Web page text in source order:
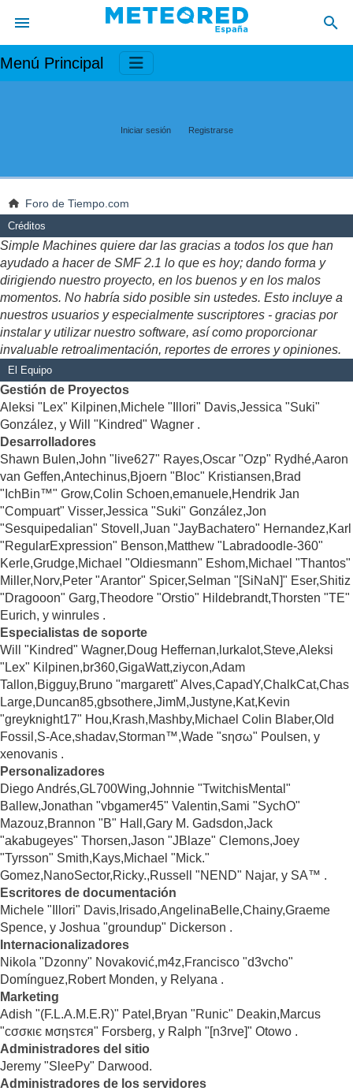
Menú Principal
Iniciar sesión Registrarse
Foro de Tiempo.com
Créditos
Simple Machines quiere dar las gracias a todos los que han
ayudado a hacer de SMF 2.1 lo que es hoy; dando forma y
dirigiendo nuestro proyecto, en los buenos y en los malos
momentos. No habría sido posible sin ustedes. Esto incluye a
nuestros usuarios y especialmente suscriptores - gracias por
instalar y utilizar nuestro software, así como proporcionar
invaluable retroalimentación, reportes de errores y opiniones.
El Equipo
Gestión de Proyectos
Aleksi "Lex" Kilpinen,Michele "Illori" Davis,Jessica "Suki"
González, y Will "Kindred" Wagner .
Desarrolladores
Shawn Bulen,John "live627" Rayes,Oscar "Ozp" Rydhé,Aaron
van Geffen,Antechinus,Bjoern "Bloc" Kristiansen,Brad
"IchBin™" Grow,Colin Schoen,emanuele,Hendrik Jan
"Compuart" Visser,Jessica "Suki" González,Jon
"Sesquipedalian" Stovell,Juan "JayBachatero" Hernandez,Karl
"RegularExpression" Benson,Matthew "Labradoodle-360"
Kerle,Grudge,Michael "Oldiesmann" Eshom,Michael "Thantos"
Miller,Norv,Peter "Arantor" Spicer,Selman "[SiNaN]" Eser,Shitiz
"Dragooon" Garg,Theodore "Orstio" Hildebrandt,Thorsten "TE"
Eurich, y winrules .
Especialistas de soporte
Will "Kindred" Wagner,Doug Heffernan,lurkalot,Steve,Aleksi
"Lex" Kilpinen,br360,GigaWatt,ziycon,Adam
Tallon,Bigguy,Bruno "margarett" Alves,CapadY,ChalkCat,Chas
Large,Duncan85,gbsothere,JimM,Justyne,Kat,Kevin
"greyknight17" Hou,Krash,Mashby,Michael Colin Blaber,Old
Fossil,S-Ace,shadav,Storman™,Wade "sησω" Poulsen, y
xenovanis .
Personalizadores
Diego Andrés,GL700Wing,Johnnie "TwitchisMental"
Ballew,Jonathan "vbgamer45" Valentin,Sami "SychO"
Mazouz,Brannon "B" Hall,Gary M. Gadsdon,Jack
"akabugeyes" Thorsen,Jason "JBlaze" Clemons,Joey
"Tyrsson" Smith,Kays,Michael "Mick."
Gomez,NanoSector,Ricky.,Russell "NEND" Najar, y SA™ .
Escritores de documentación
Michele "Illori" Davis,Irisado,AngelinaBelle,Chainy,Graeme
Spence, y Joshua "groundup" Dickerson .
Internacionalizadores
Nikola "Dzonny" Novaković,m4z,Francisco "d3vcho"
Domínguez,Robert Monden, y Relyana .
Marketing
Adish "(F.L.A.M.E.R)" Patel,Bryan "Runic" Deakin,Marcus
"cσσкιє мσηѕтєя" Forsberg, y Ralph "[n3rve]" Otowo .
Administradores del sitio
Jeremy "SleePy" Darwood.
Administradores de los servidores